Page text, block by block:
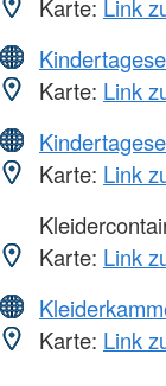
Karte: Link
Karte: Link
Karte: Link
Karte: Link
Karte: Link